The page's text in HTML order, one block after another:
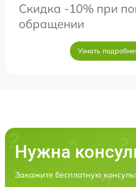
Скидка -10% при
обращении
Узнать
Нужна
Закажите бесплатную